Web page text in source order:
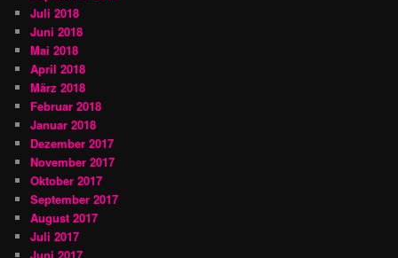
Juli 2018
Juni 2018
Mai 2018
April 2018
März 2018
Februar 2018
Januar 2018
Dezember 2017
November 2017
Oktober 2017
September 2017
August 2017
Juli 2017
Juni 2017